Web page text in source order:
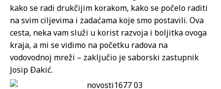
kako se radi drukčijim korakom, kako se počelo raditi
na svim ciljevima i zadaćama koje smo postavili. Ova
cesta, neka vam služi u korist razvoja i boljitka ovoga
kraja, a mi se vidimo na početku radova na
vodovodnoj mreži – zaključio je saborski zastupnik
Josip Ðakić.